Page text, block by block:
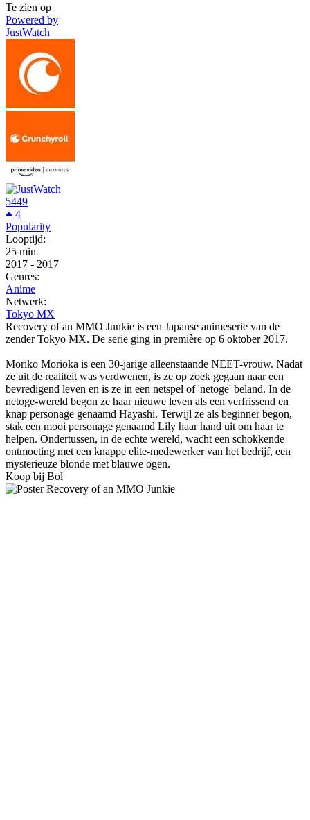
Te zien op
Powered by
JustWatch
5449
4
Popularity
Looptijd:
25 min
2017 - 2017
Genres:
Anime
Netwerk:
Tokyo MX
Recovery of an MMO Junkie is een Japanse animeserie van de
zender Tokyo MX. De serie ging in première op 6 oktober 2017.
Moriko Morioka is een 30-jarige alleenstaande NEET-vrouw. Nadat
ze uit de realiteit was verdwenen, is ze op zoek gegaan naar een
bevredigend leven en is ze in een netspel of 'netoge' beland. In de
netoge-wereld begon ze haar nieuwe leven als een verfrissend en
knap personage genaamd Hayashi. Terwijl ze als beginner begon,
stak een mooi personage genaamd Lily haar hand uit om haar te
helpen. Ondertussen, in de echte wereld, wacht een schokkende
ontmoeting met een knappe elite-medewerker van het bedrijf, een
mysterieuze blonde met blauwe ogen.
Koop bij Bol